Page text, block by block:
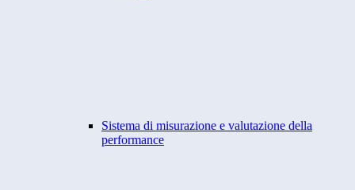
Sistema di misurazione e valutazione della
performance